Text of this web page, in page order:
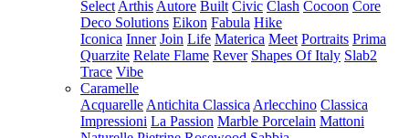
Select Arthis Autore Built Civic Clash Cocoon Core
Deco Solutions Eikon Fabula Hike
Iconica Inner Join Life Materica Meet Portraits Prima
Quarzite Relate Flame Rever Shapes Of Italy Slab2
Trace Vibe
Caramelle
Acquarelle Antichita Classica Arlecchino Classica
Impressioni La Passion Marble Porcelain Mattoni